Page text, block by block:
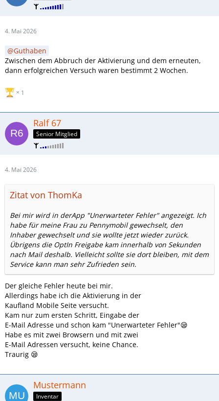
4. Mai 2026
Guthaben
Zwischen dem Abbruch der Aktivierung und dem erneuten,
dann erfolgreichen Versuch waren bestimmt 2 Wochen.
1
Ralf 67
Senior Mitglied
4. Mai 2026
Zitat von ThomKa
Bei mir wird in derApp "Unerwarteter Fehler" angezeigt. Ich
habe für meine Frau zu Pennymobil gewechselt, den
Inhaber gewechselt und sie wollte jetzt wieder zurück.
Übrigens die OptIn Freigabe kam innerhalb von Sekunden
nach Mail deshalb. Vielleicht sollte sie dort bleiben, mit dem
Service kann man sehr Zufrieden sein.
Der gleiche Fehler heute bei mir.
Allerdings habe ich die Aktivierung in der
Kaufland Mobile Seite versucht.
Kam nur zum ersten Schritt, Eingabe der
E-Mail Adresse und schon kam "Unerwarteter Fehler"😪
Habe es mit zwei Browsern und mit zwei
E-Mail Adressen versucht, keine Chance.
Traurig 😪
Mustermann
Inventar